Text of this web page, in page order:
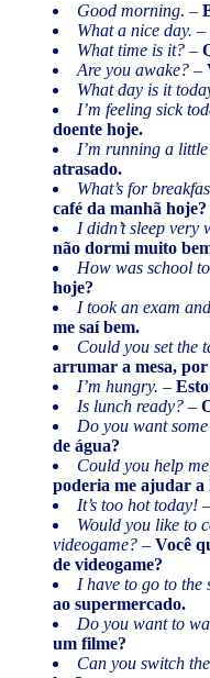
Good morning. –
What a nice day. –
What time is it? –
Are you awake? –
What day is it
I’m feeling sick
doente hoje.
I’m running a little
atrasado.
What’s for
café da manhã hoje?
I didn’t sleep very
não dormi muito
How was school
hoje?
I took an exam
me saí bem.
Could you set the
arrumar a mesa,
I’m hungry. –
Is lunch ready? –
Do you want
de água?
Could you help
poderia me ajudar a
It’s too hot today! –
Would you like to
videogame? – Você
de videogame?
I have to go to the
ao supermercado.
Do you want to
um filme?
Can you switch